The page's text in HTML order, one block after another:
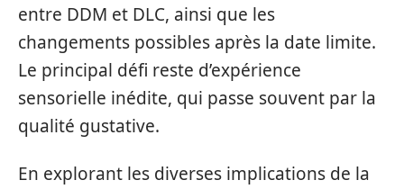
entre DDM et DLC, ainsi que les
changements possibles après la date limite.
Le principal défi reste d’expérience
sensorielle inédite, qui passe souvent par la
qualité gustative.
En explorant les diverses implications de la